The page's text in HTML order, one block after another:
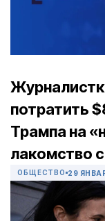
потратить
Трампа на
лакомство
ОБЩЕСТВО 29